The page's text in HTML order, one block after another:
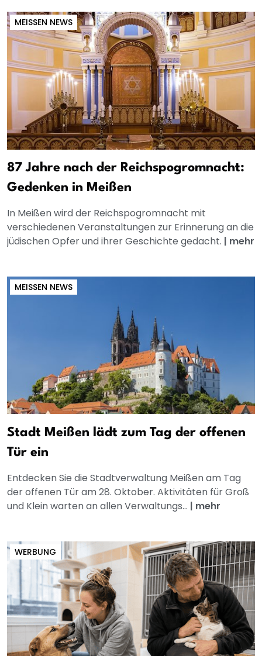
MEISSEN NEWS
87 Jahre nach der Reichspogromnacht:
Gedenken in Meißen
In Meißen wird der Reichspogromnacht mit
verschiedenen Veranstaltungen zur Erinnerung an die
jüdischen Opfer und ihrer Geschichte gedacht. | mehr
MEISSEN NEWS
Stadt Meißen lädt zum Tag der offenen
Tür ein
Entdecken Sie die Stadtverwaltung Meißen am Tag
der offenen Tür am 28. Oktober. Aktivitäten für Groß
und Klein warten an allen Verwaltungs... | mehr
WERBUNG